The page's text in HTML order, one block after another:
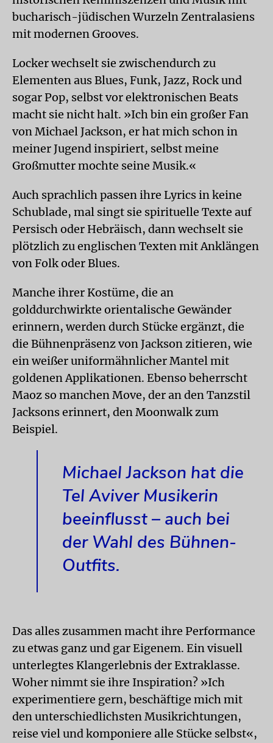
bucharisch-jüdischen Wurzeln Zentralasiens
mit modernen Grooves.
Locker wechselt sie zwischendurch zu
Elementen aus Blues, Funk, Jazz, Rock und
sogar Pop, selbst vor elektronischen Beats
macht sie nicht halt. »Ich bin ein großer Fan
von Michael Jackson, er hat mich schon in
meiner Jugend inspiriert, selbst meine
Großmutter mochte seine Musik.«
Auch sprachlich passen ihre Lyrics in keine
Schublade, mal singt sie spirituelle Texte auf
Persisch oder Hebräisch, dann wechselt sie
plötzlich zu englischen Texten mit Anklängen
von Folk oder Blues.
Manche ihrer Kostüme, die an
golddurchwirkte orientalische Gewänder
erinnern, werden durch Stücke ergänzt, die
die Bühnenpräsenz von Jackson zitieren, wie
ein weißer uniformähnlicher Mantel mit
goldenen Applikationen. Ebenso beherrscht
Maoz so manchen Move, der an den Tanzstil
Jacksons erinnert, den Moonwalk zum
Beispiel.
Michael Jackson hat die
Tel Aviver Musikerin
beeinflusst – auch bei
der Wahl des Bühnen-
Outfits.
Das alles zusammen macht ihre Performance
zu etwas ganz und gar Eigenem. Ein visuell
unterlegtes Klangerlebnis der Extraklasse.
Woher nimmt sie ihre Inspiration? »Ich
experimentiere gern, beschäftige mich mit
den unterschiedlichsten Musikrichtungen,
reise viel und komponiere alle Stücke selbst«,